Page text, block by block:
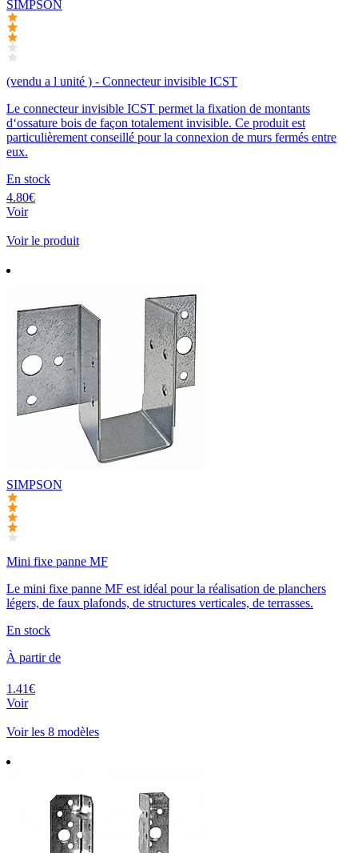
SIMPSON
(vendu a l unité ) - Connecteur invisible ICST
Le connecteur invisible ICST permet la fixation de montants
d‘ossature bois de façon totalement invisible. Ce produit est
particulièrement conseillé pour la connexion de murs fermés entre
eux.
En stock
4.80€
Voir
Voir le produit
SIMPSON
Mini fixe panne MF
Le mini fixe panne MF est idéal pour la réalisation de planchers
légers, de faux plafonds, de structures verticales, de terrasses.
En stock
À partir de
1.41€
Voir
Voir les 8 modèles